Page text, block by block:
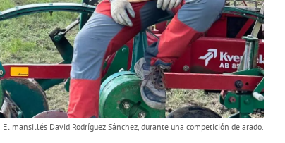
El mansillés David Rodríguez Sánchez, durante una competición de arado.